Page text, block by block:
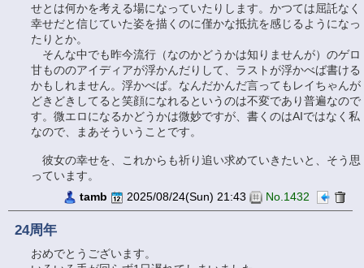
せとは何かを考える場になっていたりします。かつては屈託なく
幸せだと信じていた姿を描くのに僅かな抵抗を感じるようになっ
たりとか。
そんな中でも昨今流行（なのかどうかは知りませんが）のゲロ
甘もののアイディアが浮かんだりして、ラストが浮かべば書ける
かもしれません。浮かべば。なんだかんだ言ってもレイちゃんが
どきどきしてると笑顔になれるというのは不変であり普遍なので
す。微エロになるかどうかは微妙ですが、書くのはAIではなく私
なので、まあそういうことです。
彼女の幸せを、これからも祈り追い求めていきたいと、そう思
っています。
tamb
2025/08/24(Sun) 21:43 No.1432
24周年
おめでとうございます。